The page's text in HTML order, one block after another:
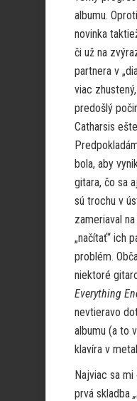
albumu.
novinka
či už na
partnera v
viac
predošlý
Catharsis
bola, aby
gitara, čo sa
sú trochu v
zameriaval
„načítať“ ich
problém.
niektoré
Everything
nevtieravo
albumu (a to
klavíra v
Najviac sa
prvá skladba